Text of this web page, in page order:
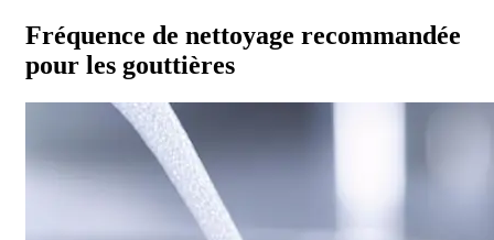
Fréquence de nettoyage recommandée
pour les gouttières